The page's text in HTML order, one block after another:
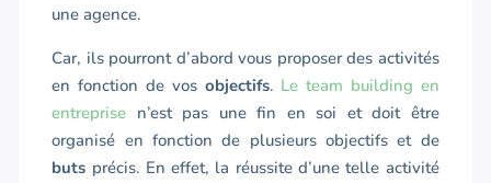
une agence.
Car, ils pourront d’abord vous proposer des activités
en fonction de vos objectifs. Le team building en
entreprise n’est pas une fin en soi et doit être
organisé en fonction de plusieurs objectifs et de
buts précis. En effet, la réussite d’une telle activité